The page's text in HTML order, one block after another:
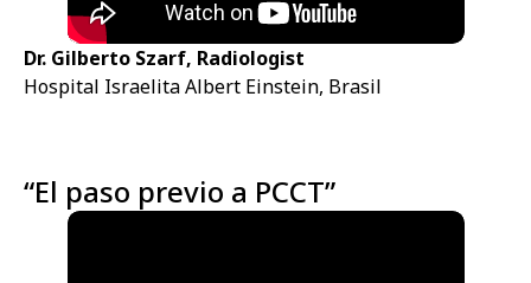
Dr. Gilberto Szarf, Radiologist
Hospital Israelita Albert Einstein, Brasil
“El paso previo a PCCT”